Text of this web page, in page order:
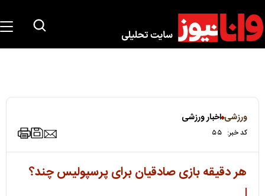
ورزشی اخبار ورزشی
کد خبر: ۵۵
هر دقیقه بازی صادقیان برای پرسپولیس چند؟